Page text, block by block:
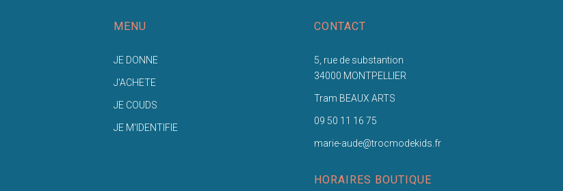
MENU
JE DONNE
J'ACHETE
JE COUDS
JE M'IDENTIFIE
CONTACT
5, rue de substantion
34000 MONTPELLIER
Tram BEAUX ARTS
09 50 11 16 75
marie-aude@trocmodekids.fr
HORAIRES BOUTIQUE